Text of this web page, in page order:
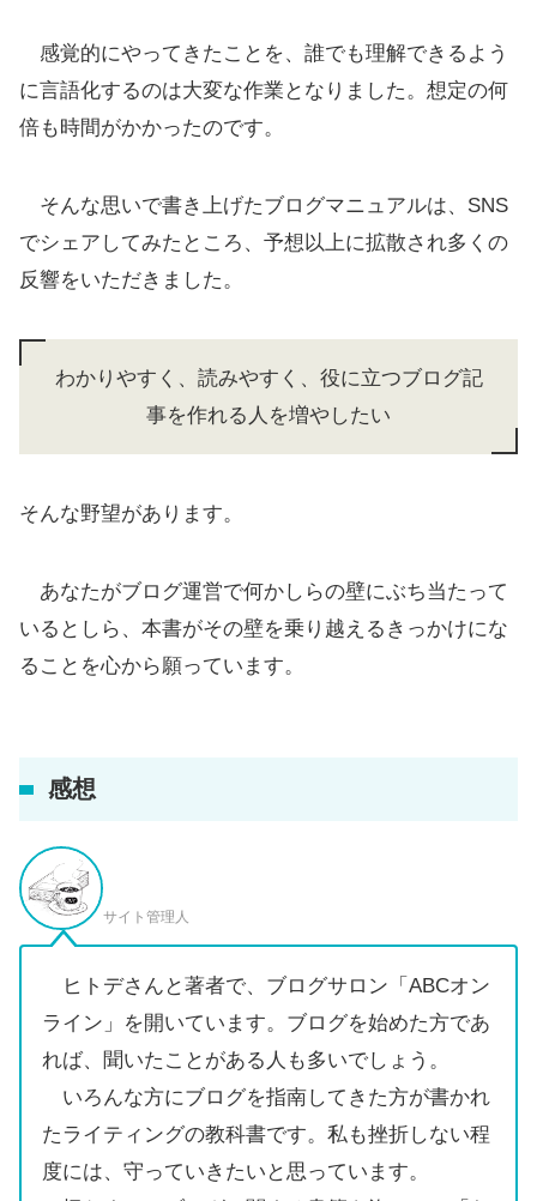
感覚的にやってきたことを、誰でも理解できるよう
に言語化するのは大変な作業となりました。想定の何
倍も時間がかかったのです。
そんな思いで書き上げたブログマニュアルは、SNS
でシェアしてみたところ、予想以上に拡散され多くの
反響をいただきました。
わかりやすく、読みやすく、役に立つブログ記
事を作れる人を増やしたい
そんな野望があります。
あなたがブログ運営で何かしらの壁にぶち当たって
いるとしら、本書がその壁を乗り越えるきっかけにな
ることを心から願っています。
感想
サイト管理人
ヒトデさんと著者で、ブログサロン「ABCオン
ライン」を開いています。ブログを始めた方であ
れば、聞いたことがある人も多いでしょう。
いろんな方にブログを指南してきた方が書かれ
たライティングの教科書です。私も挫折しない程
度には、守っていきたいと思っています。